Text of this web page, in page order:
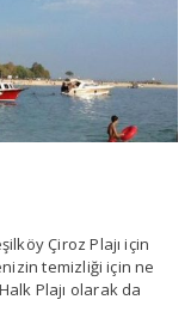
Çiroz Plajı için
temizliği için ne
Plajı olarak da